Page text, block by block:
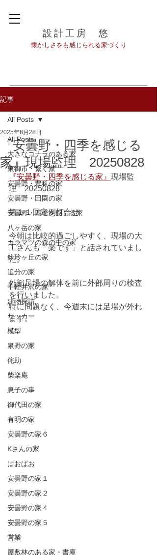
設計工房 悠
​懐かしさをも感じられる家づくり
記事
All Posts
大きなコナラのある家
東御市・繋ぐ家
安曇野・豊科の家
安曇野・田園の家
安曇野・四季を感じる家
八ヶ岳の家
カラマツの森の中の家
鈴玲ヶ丘の家
追分の家
中軽井沢の家
建物探訪
サッカー
模型
泉野の家
侘助
柴楽庵
息子の事
御代田の家
有明の家
安曇野の家６
Kさんの家
ぱおぱお
安曇野の家１
安曇野の家２
安曇野の家４
安曇野の家５
営業
屋敷林のある家・書庫
All Posts
『安曇野・四季を感じる
家』現場監理 20250828
2025年8月28日
『安曇野・四季を感じる家』 現場監
理　20250828
第１１回定例打合せ
今朝は比較的過ごしやすく、現場の大
工さんも「楽です」と話されていまし
た。
外部足場の解体を前に外部周りの検査
を行いました。
特に問題なく、今週末には足場が外れ
ます。